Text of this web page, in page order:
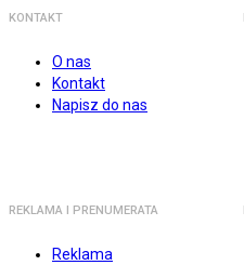
KONTAKT
O nas
Kontakt
Napisz do nas
REKLAMA I PRENUMERATA
Reklama